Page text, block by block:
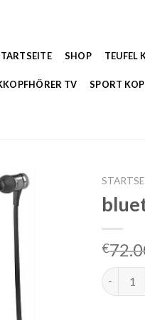
SHOP TEUFEL
TV SPORT
€